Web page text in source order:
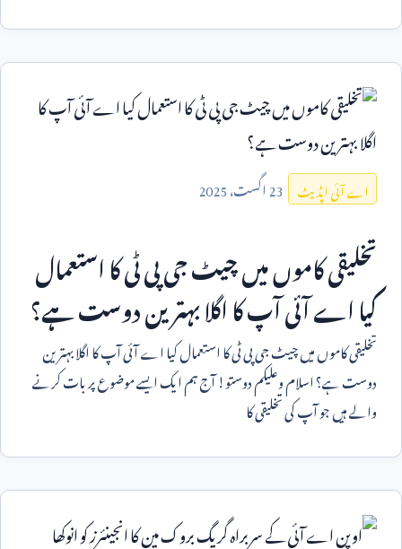
اے آئی اپڈیٹ 23اگست،2025
تخلیقی کاموں میں چیٹ جی پی ٹی کا استعمال
کیا اے آئی آپ کا اگلا بہترین دوست ہے؟
تخلیقی کاموں میں چیٹ جی پی ٹی کا استعمال کیا اے آئی آپ کا اگلا بہترین
دوست ہے؟ اسلام وعلیکم دوستو! آج ہم ایک ایسے موضوع پر بات کرنے
والے ہیں جو آپ کی تخلیقی کا